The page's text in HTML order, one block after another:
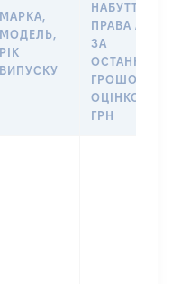
МАРКА,
МОДЕЛЬ,
РІК
ВИПУСКУ
НАБУТТЯ
ПРАВА АБО
ЗА
ГРОШОВОЮ
ОЦІНКОЮ,
ГРН